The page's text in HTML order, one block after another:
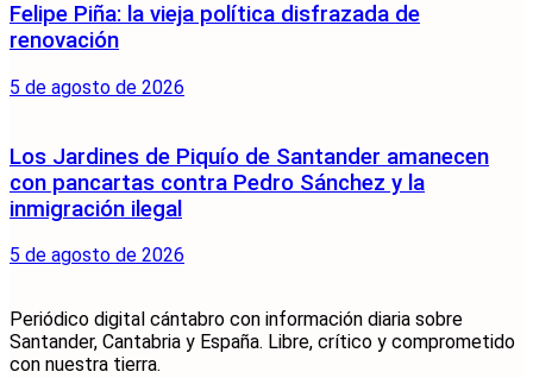
Felipe Piña: la vieja política disfrazada de
renovación
5 de agosto de 2026
Los Jardines de Piquío de Santander amanecen
con pancartas contra Pedro Sánchez y la
inmigración ilegal
5 de agosto de 2026
Periódico digital cántabro con información diaria sobre
Santander, Cantabria y España. Libre, crítico y comprometido
con nuestra tierra.